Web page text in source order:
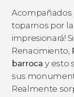
Acompañados
toparnos por la
impresionará!
Renacimiento,
barrocay esto
sus
Realmente